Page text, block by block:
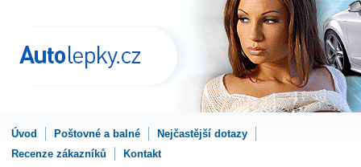
Úvod Poštovné a balné
Nejčastější dotazy
Recenze zákazníků
Kontakt